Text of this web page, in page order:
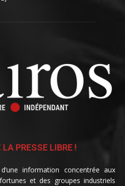
PRESSE LIBRE !
information concentrée aux
et des groupes industriels